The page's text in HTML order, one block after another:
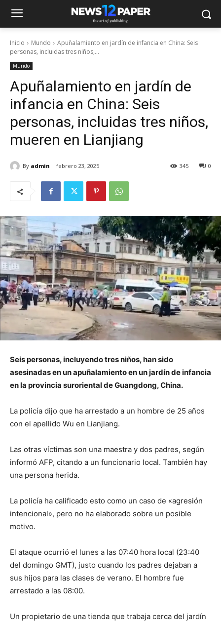
Inicio Mundo
Apuñalamiento en jardín de infancia en China: Seis
personas, incluidas tres niños,...
Mundo
Apuñalamiento en jardín de
infancia en China: Seis
personas, incluidas tres niños,
mueren en Lianjiang
By admin febrero 23, 2025 0
345
Seis personas, incluyendo tres niños, han sido
asesinadas en un apuñalamiento en un jardín de infancia
en la provincia suroriental de Guangdong, China.
La policía dijo que ha arrestado a un hombre de 25 años
con el apellido Wu en Lianjiang.
Las otras víctimas son una maestra y dos padres, según
informó AFP, citando a un funcionario local. También hay
una persona herida.
La policía ha calificado esto como un caso de «agresión
intencional», pero no ha elaborado sobre un posible
motivo.
El ataque ocurrió el lunes a las 07:40 hora local (23:40
del domingo GMT), justo cuando los padres dejaban a
sus hijos para las clases de verano. El hombre fue
arrestado a las 08:00.
Un propietario de una tienda que trabaja cerca del jardín